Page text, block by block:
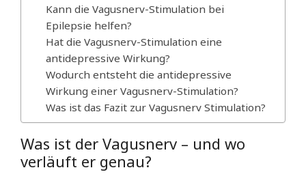
Kann die Vagusnerv-Stimulation bei
Epilepsie helfen?
Hat die Vagusnerv-Stimulation eine
antidepressive Wirkung?
Wodurch entsteht die antidepressive
Wirkung einer Vagusnerv-Stimulation?
Was ist das Fazit zur Vagusnerv Stimulation?
Was ist der Vagusnerv – und wo
verläuft er genau?